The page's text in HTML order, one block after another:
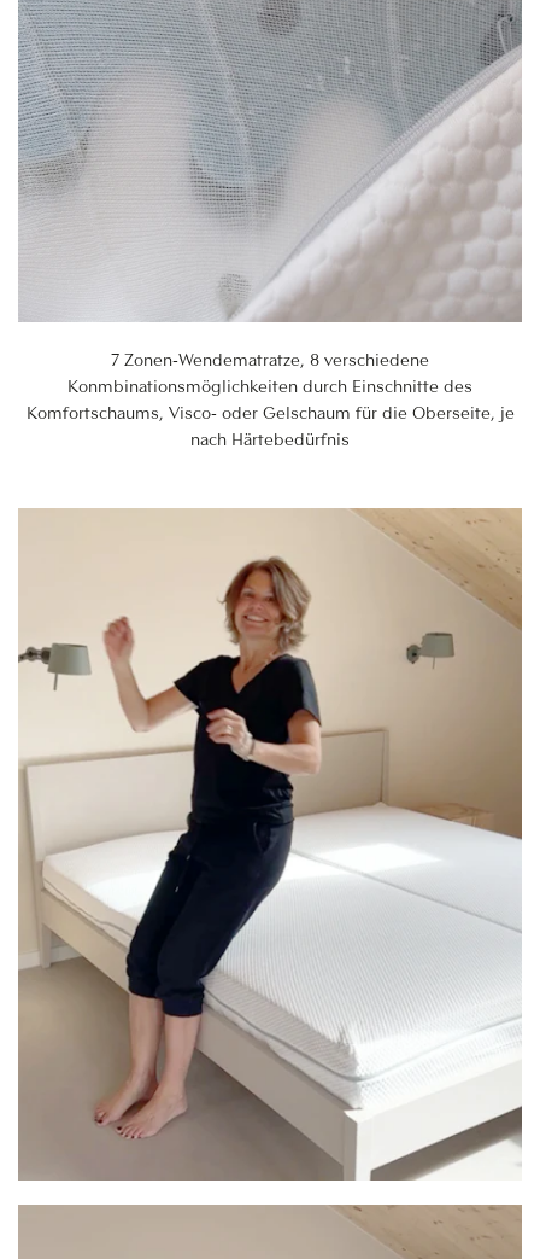
7 Zonen-Wendematratze, 8 verschiedene
Konmbinationsmöglichkeiten durch Einschnitte des
Komfortschaums, Visco- oder Gelschaum für die Oberseite, je
nach Härtebedürfnis